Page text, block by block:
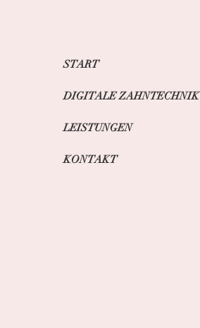
START
DIGITALE ZAHNTECHNIK
LEISTUNGEN
KONTAKT